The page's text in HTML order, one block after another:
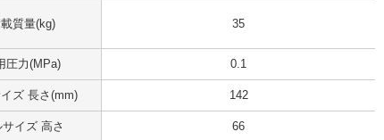
質量(kg) 35
圧力(MPa) 0.1
ズ 長さ(mm) 142
イズ 高さ 66